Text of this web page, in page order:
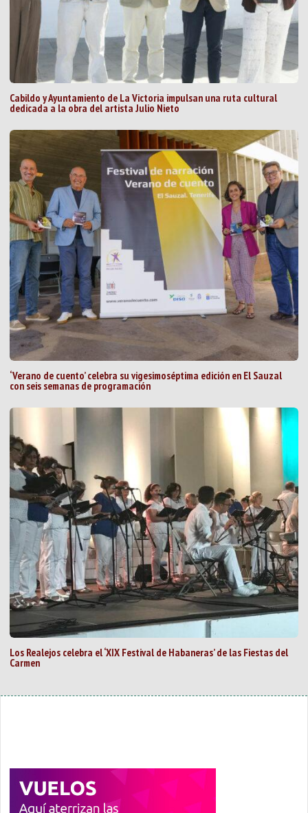
Cabildo y Ayuntamiento de La Victoria impulsan una ruta cultural
dedicada a la obra del artista Julio Nieto
‘Verano de cuento’ celebra su vigesimoséptima edición en El Sauzal
con seis semanas de programación
Los Realejos celebra el ‘XIX Festival de Habaneras’ de las Fiestas del
Carmen